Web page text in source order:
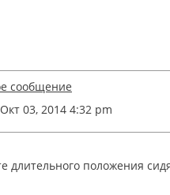
03, 2014 4:32 pm
длительного положения